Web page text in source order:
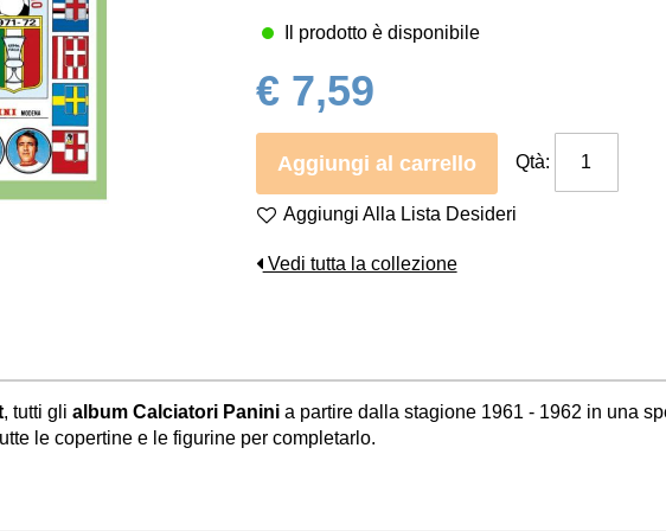
Il prodotto è disponibile
€ 7,59
Aggiungi al carrello Qtà:
Aggiungi Alla Lista Desideri
Vedi tutta la collezione
, tutti gli album Calciatori Panini a partire dalla stagione 1961 - 1962 in una
le copertine e le figurine per completarlo.